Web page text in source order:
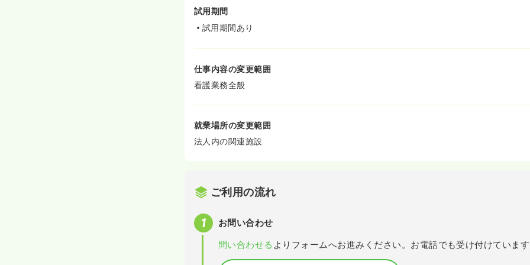
試用期間
試用期間あり
仕事内容の変更範囲
看護業務全般
就業場所の変更範囲
法人内の関連施設
ご利用の流れ
お問い合わせ
問い合わせる よりフォームへお進みください。お電話でも受け付けていま